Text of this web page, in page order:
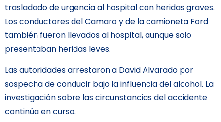
trasladado de urgencia al hospital con heridas graves.
Los conductores del Camaro y de la camioneta Ford
también fueron llevados al hospital, aunque solo
presentaban heridas leves.
Las autoridades arrestaron a David Alvarado por
sospecha de conducir bajo la influencia del alcohol. La
investigación sobre las circunstancias del accidente
continúa en curso.